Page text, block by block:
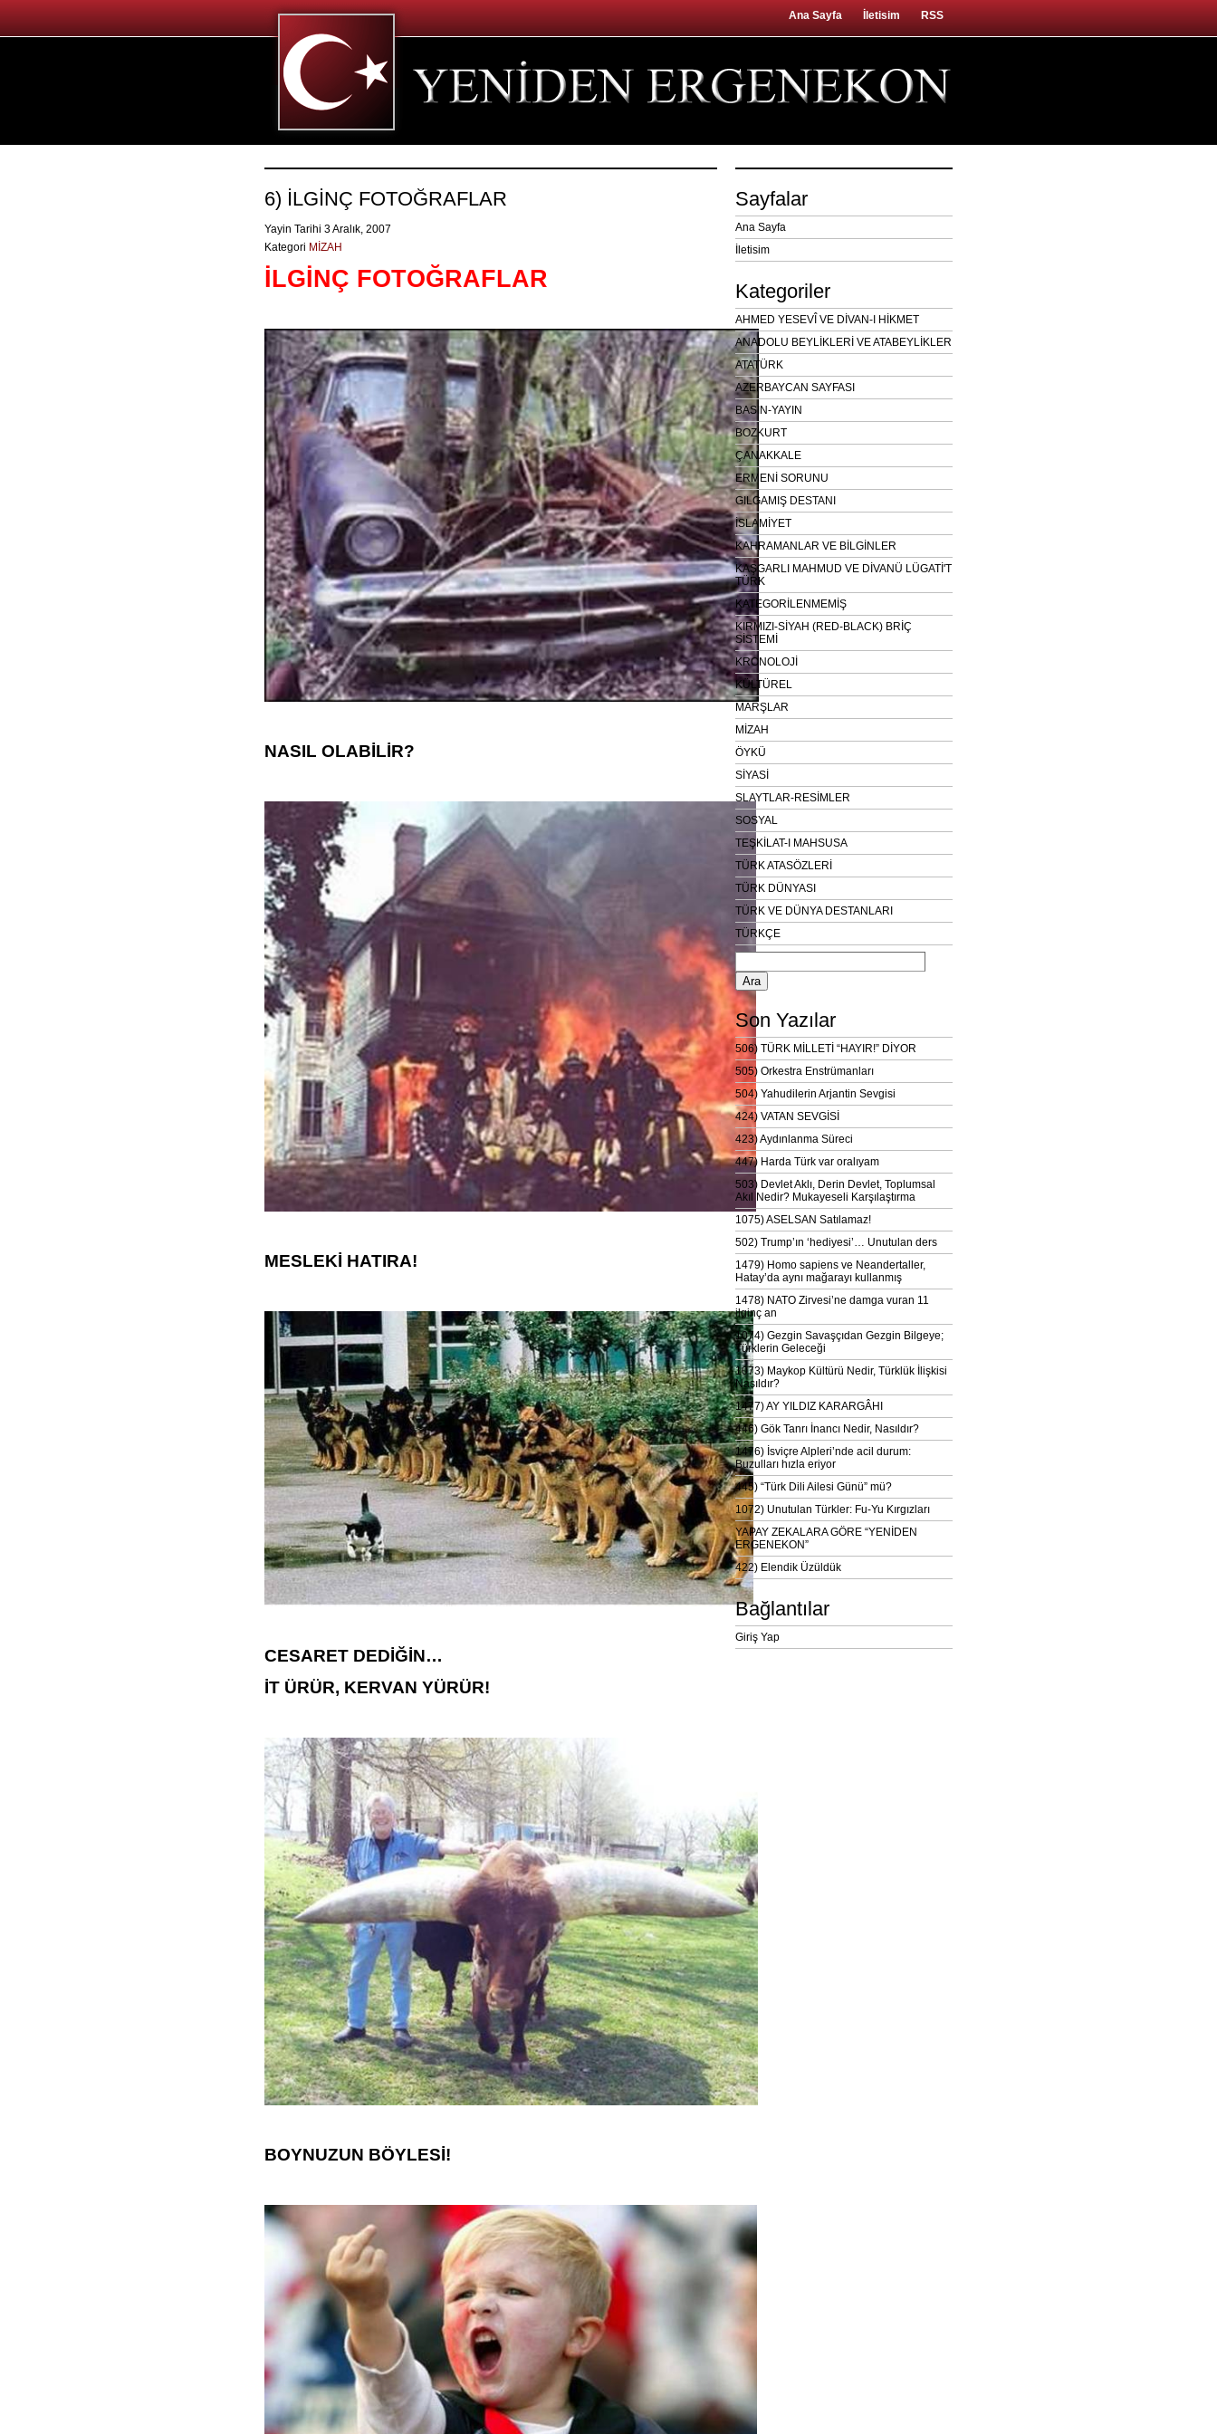
Ana Sayfa İletisim RSS
6) İLGİNÇ FOTOĞRAFLAR
Yayin Tarihi 3 Aralık, 2007
Kategori MİZAH
İLGİNÇ FOTOĞRAFLAR
NASIL OLABİLİR?
MESLEKİ HATIRA!
CESARET DEDİĞİN…
İT ÜRÜR, KERVAN YÜRÜR!
BOYNUZUN BÖYLESİ!
Sayfalar
Ana Sayfa
İletisim
Kategoriler
AHMED YESEVÎ VE DİVAN-I HİKMET
ANADOLU BEYLİKLERİ VE ATABEYLİKLER
ATATÜRK
AZERBAYCAN SAYFASI
BASIN-YAYIN
BOZKURT
ÇANAKKALE
ERMENİ SORUNU
GILGAMIŞ DESTANI
İSLAMİYET
KAHRAMANLAR VE BİLGİNLER
KAŞGARLI MAHMUD VE DİVANÜ LÜGATİ'T
TÜRK
KATEGORİLENMEMİŞ
KIRMIZI-SİYAH (RED-BLACK) BRİÇ
SİSTEMİ
KRONOLOJİ
KÜLTÜREL
MARŞLAR
MİZAH
ÖYKÜ
SİYASİ
SLAYTLAR-RESİMLER
SOSYAL
TEŞKİLAT-I MAHSUSA
TÜRK ATASÖZLERİ
TÜRK DÜNYASI
TÜRK VE DÜNYA DESTANLARI
TÜRKÇE
Arama:
Son Yazılar
506) TÜRK MİLLETİ “HAYIR!” DİYOR
505) Orkestra Enstrümanları
504) Yahudilerin Arjantin Sevgisi
424) VATAN SEVGİSİ
423) Aydınlanma Süreci
447) Harda Türk var oralıyam
503) Devlet Aklı, Derin Devlet, Toplumsal
Akıl Nedir? Mukayeseli Karşılaştırma
1075) ASELSAN Satılamaz!
502) Trump’ın ‘hediyesi’… Unutulan ders
1479) Homo sapiens ve Neandertaller,
Hatay’da aynı mağarayı kullanmış
1478) NATO Zirvesi’ne damga vuran 11
ilginç an
1074) Gezgin Savaşçıdan Gezgin Bilgeye;
Türklerin Geleceği
1073) Maykop Kültürü Nedir, Türklük İlişkisi
Nasıldır?
1477) AY YILDIZ KARARGÂHI
446) Gök Tanrı İnancı Nedir, Nasıldır?
1476) İsviçre Alpleri’nde acil durum:
Buzulları hızla eriyor
445) “Türk Dili Ailesi Günü” mü?
1072) Unutulan Türkler: Fu-Yu Kırgızları
YAPAY ZEKALARA GÖRE “YENİDEN
ERGENEKON”
422) Elendik Üzüldük
Bağlantılar
Giriş Yap